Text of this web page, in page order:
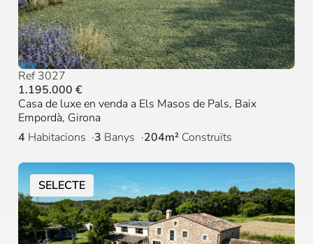
Ref 3027
1.195.000 €
Casa de luxe en venda a Els Masos de Pals, Baix
Empordà, Girona
4 Habitacions 3 Banys 204m² Construïts
SELECTE